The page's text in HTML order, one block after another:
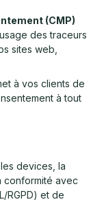
(CMP)
des traceurs
sites web,
à vos clients de
à tout
devices, la
conformité avec
RGPD) et de